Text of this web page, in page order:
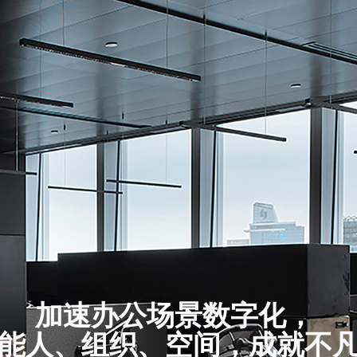
加速办公场景数字化，
人、组织、空间，成就不